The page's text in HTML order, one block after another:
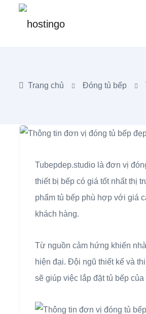
Trang chủ Đóng tủ bếp
Tubepdep.studio là đơn vị
thiết bị bếp có giá tốt nhất thị
phẩm tủ bếp phù hợp với giá
khách hàng.
Từ nguồn cảm hứng khiến
hiện đại. Đội ngũ thiết kế và
sẽ giúp việc lắp đặt tủ bếp